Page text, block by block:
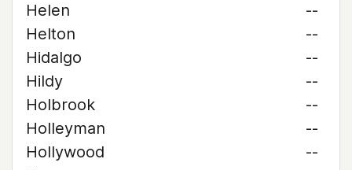
Helen
--
Helton
--
Hidalgo
--
Hildy
--
Holbrook
--
Holleyman
--
Hollywood
--